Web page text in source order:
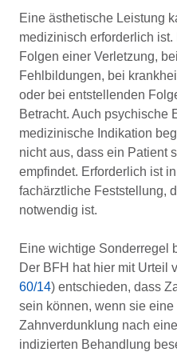
Eine ästhetische Leistung
medizinisch erforderlich
Folgen einer Verletzung,
Fehlbildungen, bei
oder bei entstellenden
Betracht. Auch psychische
medizinische Indikation
nicht aus, dass ein Patient
empfindet. Erforderlich ist
fachärztliche Feststellung,
notwendig ist.
Eine wichtige Sonderregel
Der BFH hat hier mit Urteil
60/14) entschieden, dass
sein können, wenn sie
Zahnverdunklung nach
indizierten Behandlung